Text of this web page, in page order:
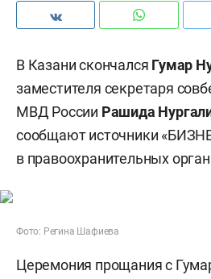
В Казани скончался Гумар
заместителя секретаря
МВД России Рашида
сообщают источники
в правоохранительных
Фото: Регина Шафиева
Церемония прощания с